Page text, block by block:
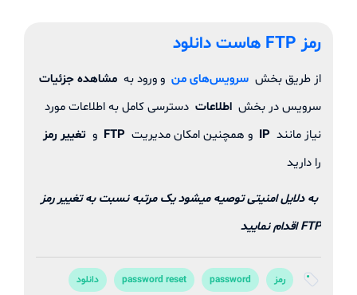
رمز FTP هاست دانلود
از طریق بخش سرویس‌های من و ورود به مشاهده جزئیات
سرویس در بخش اطلاعات دسترسی کامل به اطلاعات مورد
نیاز مانند IP و همچنین امکان مدیریت FTP و تغییر رمز
را دارید
به دلایل امنیتی توصیه میشود یک مرتبه نسبت به تغییر رمز
FTP اقدام نمایید
رمز password
password reset دانلود